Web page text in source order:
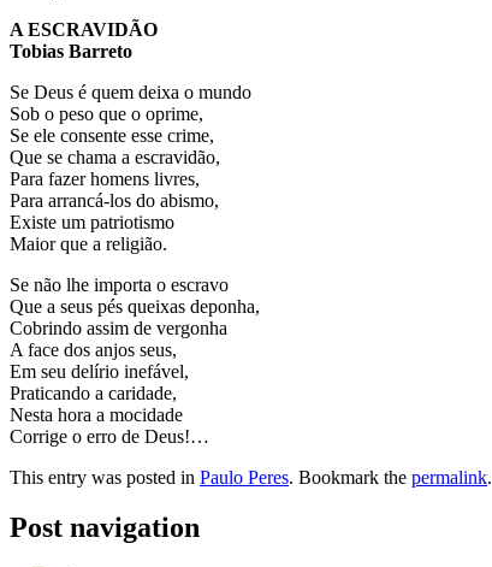
A ESCRAVIDÃO
Tobias Barreto
Se Deus é quem deixa o mundo
Sob o peso que o oprime,
Se ele consente esse crime,
Que se chama a escravidão,
Para fazer homens livres,
Para arrancá-los do abismo,
Existe um patriotismo
Maior que a religião.
Se não lhe importa o escravo
Que a seus pés queixas deponha,
Cobrindo assim de vergonha
A face dos anjos seus,
Em seu delírio inefável,
Praticando a caridade,
Nesta hora a mocidade
Corrige o erro de Deus!…
This entry was posted in Paulo Peres. Bookmark the permalink.
Post navigation